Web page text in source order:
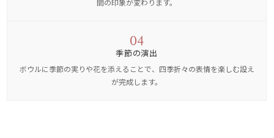
間の印象が変わります。
04
季節の演出
ボウルに季節の実りや花を添えることで、四季折々の表情を楽しむ設え
が完成します。